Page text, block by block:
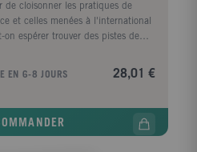
de cloisonner les pratiques de
et celles menées à l'international
on espérer trouver des pistes de
réflexion s'appuie sur l'analyse
internationales autre que vue en
EN 6-8 JOURS 28,01 €